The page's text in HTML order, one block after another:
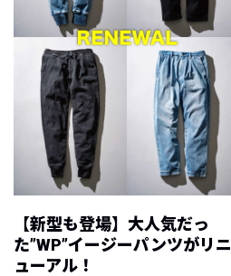
【新型も登場】大人気だっ
た”WP”イージーパンツがリニ
ューアル！